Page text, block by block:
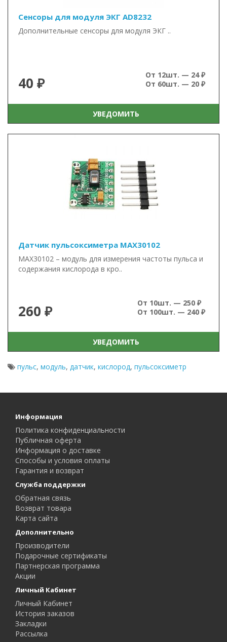
Сенсоры для модуля ЭКГ AD8232
Дополнительные сенсоры для модуля ЭКГ ..
40 ₽
От 12шт. — 24 ₽
От 60шт. — 20 ₽
УВЕДОМИТЬ
Датчик пульсоксиметра MAX30102
MAX30102 – модуль для измерения частоты пульса и
содержания кислорода в кро..
260 ₽
От 10шт. — 250 ₽
От 100шт. — 240 ₽
УВЕДОМИТЬ
пульс, модуль, датчик, кислород, пульсоксиметр
Информация
Политика конфиденциальности
Публичная оферта
Информация о доставке
Способы и условия оплаты
Гарантия и возврат
Служба поддержки
Обратная связь
Возврат товара
Карта сайта
Дополнительно
Производители
Подарочные сертификаты
Партнерская программа
Акции
Личный Кабинет
Личный Кабинет
История заказов
Закладки
Рассылка